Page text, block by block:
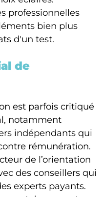
professionnelles
bien plus
d'un test.
de
est parfois critiqué
notamment
indépendants qui
rémunération.
de l’orientation
des conseillers qui
experts payants.